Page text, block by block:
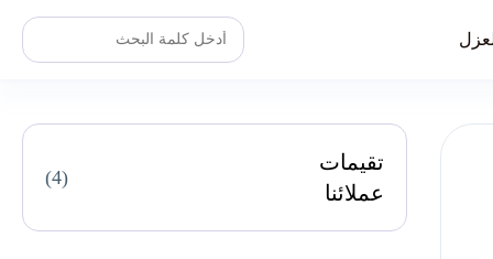
تقيمات
عملائنا
(4)